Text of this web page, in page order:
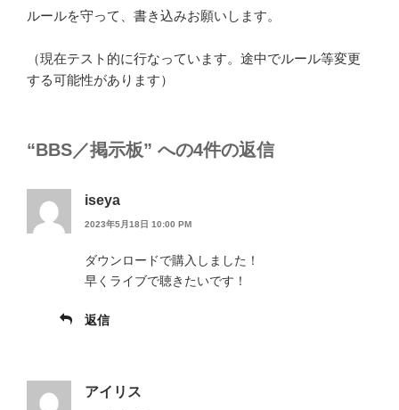
ルールを守って、書き込みお願いします。
（現在テスト的に行なっています。途中でルール等変更
する可能性があります）
“BBS／掲示板” への4件の返信
iseya
2023年5月18日 10:00 PM
ダウンロードで購入しました！
早くライブで聴きたいです！
返信
アイリス